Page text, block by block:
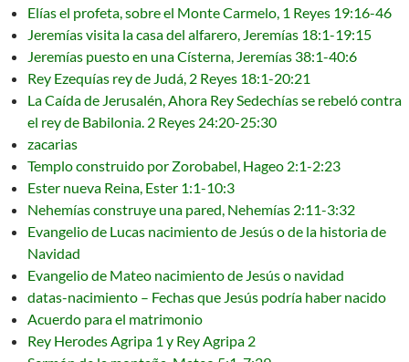
Elías el profeta, sobre el Monte Carmelo, 1 Reyes 19:16-46
Jeremías visita la casa del alfarero, Jeremías 18:1-19:15
Jeremías puesto en una Císterna, Jeremías 38:1-40:6
Rey Ezequías rey de Judá, 2 Reyes 18:1-20:21
La Caída de Jerusalén, Ahora Rey Sedechías se rebeló contra
el rey de Babilonia. 2 Reyes 24:20-25:30
zacarias
Templo construido por Zorobabel, Hageo 2:1-2:23
Ester nueva Reina, Ester 1:1-10:3
Nehemías construye una pared, Nehemías 2:11-3:32
Evangelio de Lucas nacimiento de Jesús o de la historia de
Navidad
Evangelio de Mateo nacimiento de Jesús o navidad
datas-nacimiento – Fechas que Jesús podría haber nacido
Acuerdo para el matrimonio
Rey Herodes Agripa 1 y Rey Agripa 2